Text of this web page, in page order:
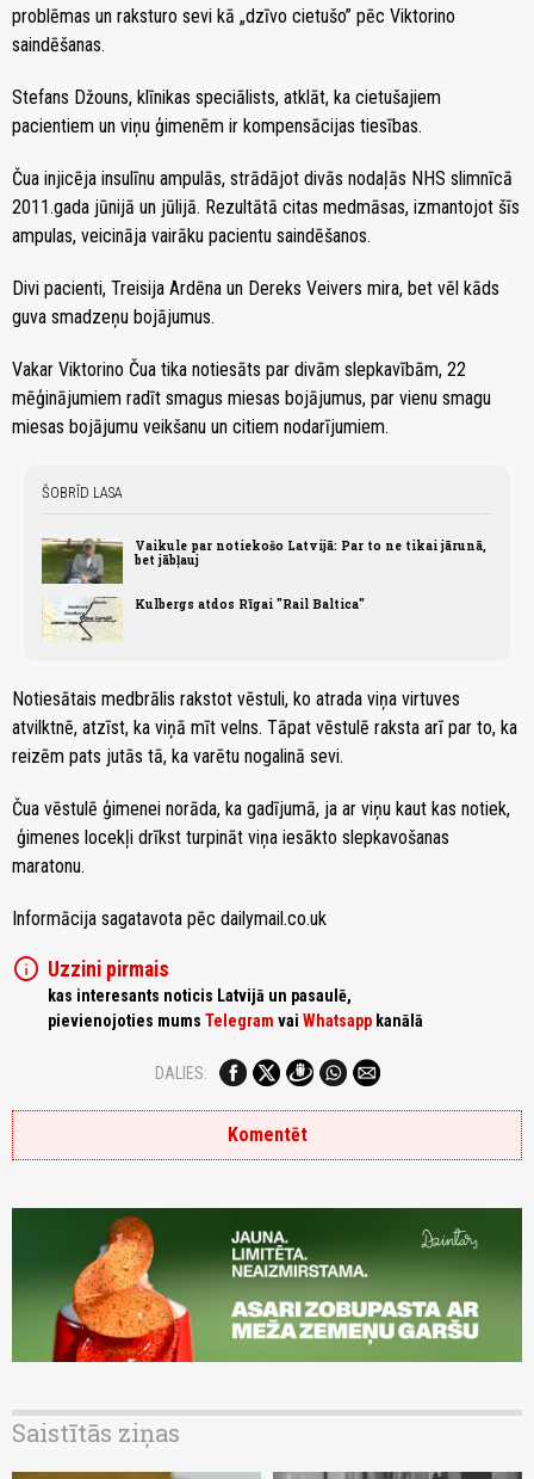
problēmas un raksturo sevi kā „dzīvo cietušo” pēc Viktorino
saindēšanas.
Stefans Džouns, klīnikas speciālists, atklāt, ka cietušajiem
pacientiem un viņu ģimenēm ir kompensācijas tiesības.
Čua injicēja insulīnu ampulās, strādājot divās nodaļās NHS slimnīcā
2011.gada jūnijā un jūlijā. Rezultātā citas medmāsas, izmantojot šīs
ampulas, veicināja vairāku pacientu saindēšanos.
Divi pacienti, Treisija Ardēna un Dereks Veivers mira, bet vēl kāds
guva smadzeņu bojājumus.
Vakar Viktorino Čua tika notiesāts par divām slepkavībām, 22
mēģinājumiem radīt smagus miesas bojājumus, par vienu smagu
miesas bojājumu veikšanu un citiem nodarījumiem.
ŠOBRĪD LASA
Vaikule par notiekošo Latvijā: Par to ne tikai jārunā,
bet jābļauj
Kulbergs atdos Rīgai "Rail Baltica"
Notiesātais medbrālis rakstot vēstuli, ko atrada viņa virtuves
atvilktnē, atzīst, ka viņā mīt velns. Tāpat vēstulē raksta arī par to, ka
reizēm pats jutās tā, ka varētu nogalinā sevi.
Čua vēstulē ģimenei norāda, ka gadījumā, ja ar viņu kaut kas notiek,
ģimenes locekļi drīkst turpināt viņa iesākto slepkavošanas
maratonu.
Informācija sagatavota pēc dailymail.co.uk
info Uzzini pirmais
kas interesants noticis Latvijā un pasaulē,
pievienojoties mums Telegram vai Whatsapp kanālā
DALIES:
Komentēt
Saistītās ziņas